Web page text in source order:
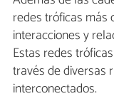
redes tróficas más
interacciones y
Estas redes
través de diversas
interconectados.